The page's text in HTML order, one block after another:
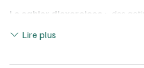
Le cahier d'exercices :
- des
exercices de lexique et de
Lire plus